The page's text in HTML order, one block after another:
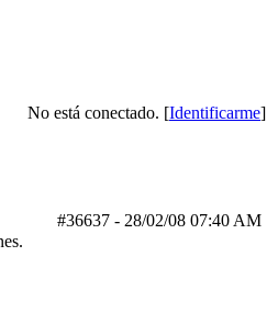
No está conectado. [Identificarme]
#36637 - 28/02/08 07:40 AM